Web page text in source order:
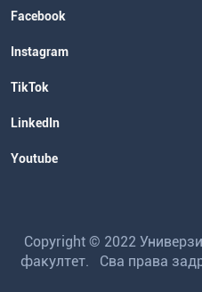
Facebook
Instagram
TikTok
LinkedIn
Youtube
Copyright © 2022
факултет. Сва права